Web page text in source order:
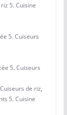
5. Cuisine
5. Cuiseurs
5. Cuiseurs
de riz,
5. Cuisine